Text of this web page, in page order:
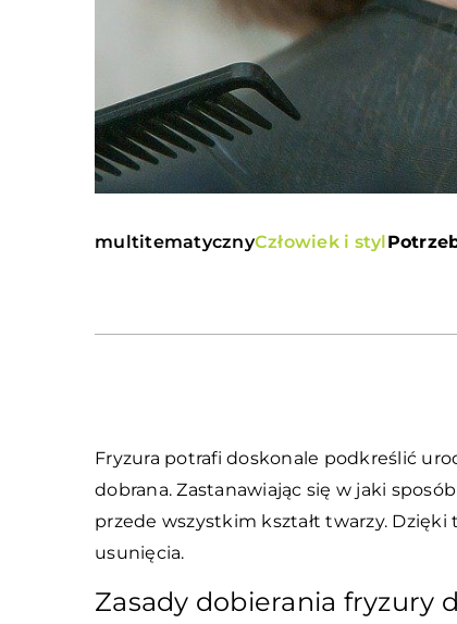
multitematycznyCzłowiek i styl
Fryzura potrafi doskonale podkreślić
dobrana. Zastanawiając się w jaki
przede wszystkim kształt twarzy.
usunięcia.
Zasady dobierania fryzury